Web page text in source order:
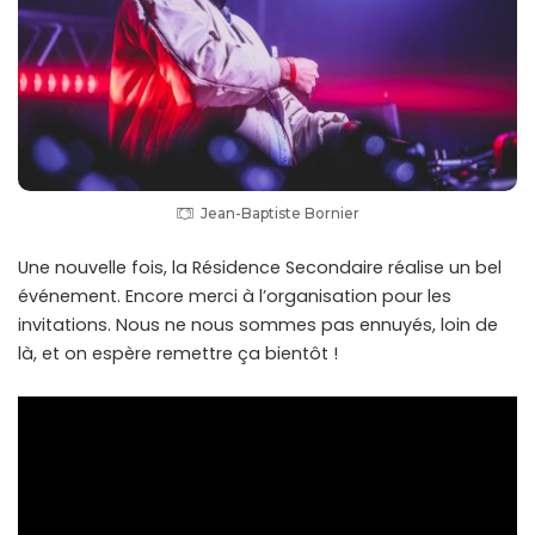
Jean-Baptiste Bornier
Une nouvelle fois, la Résidence Secondaire réalise un bel
événement. Encore merci à l’organisation pour les
invitations. Nous ne nous sommes pas ennuyés, loin de
là, et on espère remettre ça bientôt !